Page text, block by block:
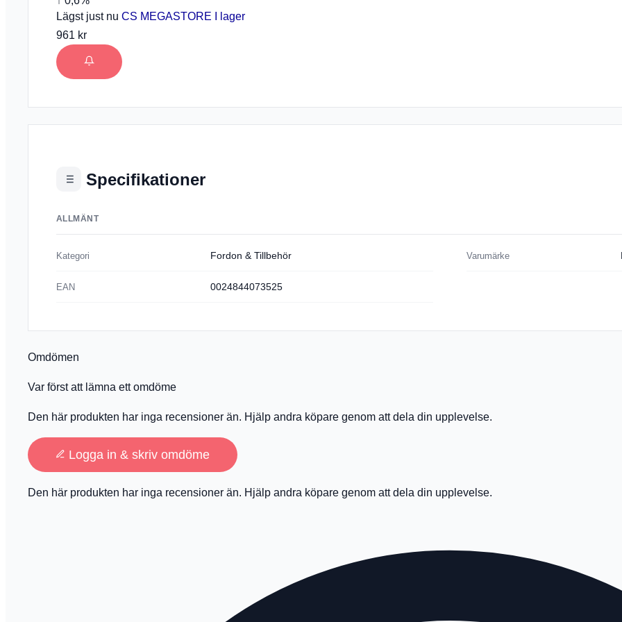
Lägst just nu CS MEGASTORE
I lager
961 kr
Specifikationer
ALLMÄNT
Kategori Fordon & Tillbehör Varumärke
EAN 0024844073525
Omdömen
Var först att lämna ett omdöme
Den här produkten har inga recensioner än. Hjälp andra köpare genom att dela din upplevelse.
Logga in & skriv omdöme
Den här produkten har inga recensioner än. Hjälp andra köpare genom att dela din upplevelse.